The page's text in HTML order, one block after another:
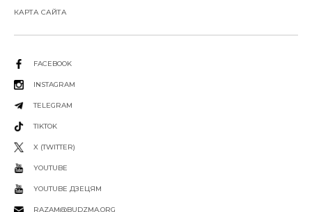
КАРТА САЙТА
FACEBOOK
INSTAGRAM
TELEGRAM
TIKTOK
X (TWITTER)
YOUTUBE
YOUTUBE ДЗЕЦЯМ
RAZAM@BUDZMA.ORG